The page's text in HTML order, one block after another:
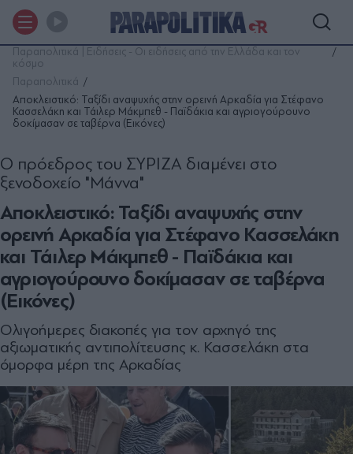
Παραπολιτικά | Ειδήσεις - Οι ειδήσεις από την Ελλάδα και τον
κόσμο
Παραπολιτικά
Αποκλειστικό: Ταξίδι αναψυχής στην ορεινή Αρκαδία για Στέφανο
Κασσελάκη και Τάιλερ Μάκμπεθ - Παϊδάκια και αγριογούρουνο
δοκίμασαν σε ταβέρνα (Εικόνες)
Αποκλειστικό: Ταξίδι αναψυχής στην
ορεινή Αρκαδία για Στέφανο Κασσελάκη
και Τάιλερ Μάκμπεθ - Παϊδάκια και
αγριογούρουνο δοκίμασαν σε ταβέρνα
(Εικόνες)
Ο πρόεδρος του ΣΥΡΙΖΑ διαμένει στο
ξενοδοχείο "Μάννα"
Ολιγοήμερες διακοπές για τον αρχηγό της
αξιωματικής αντιπολίτευσης κ. Κασσελάκη στα
όμορφα μέρη της Αρκαδίας